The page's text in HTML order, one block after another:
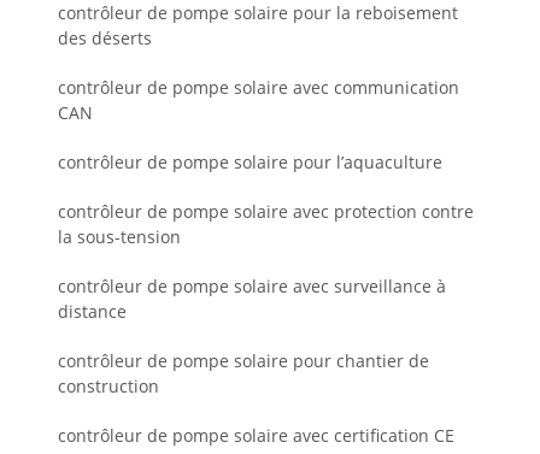
contrôleur de pompe solaire pour la reboisement
des déserts
contrôleur de pompe solaire avec communication
CAN
contrôleur de pompe solaire pour l’aquaculture
contrôleur de pompe solaire avec protection contre
la sous-tension
contrôleur de pompe solaire avec surveillance à
distance
contrôleur de pompe solaire pour chantier de
construction
contrôleur de pompe solaire avec certification CE